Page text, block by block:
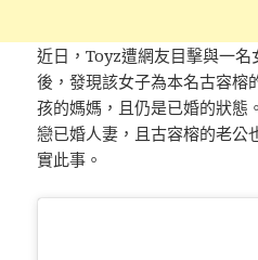
近日，Toyz遭網友目擊與一
後，發現該女子為本名古容榕
孩的媽媽，且仍是已婚的狀態
戀已婚人妻，且古容榕的老公
實此事。